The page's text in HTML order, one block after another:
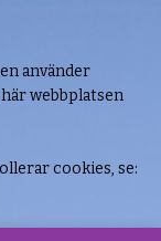
använder
webbplatsen
cookies, se: